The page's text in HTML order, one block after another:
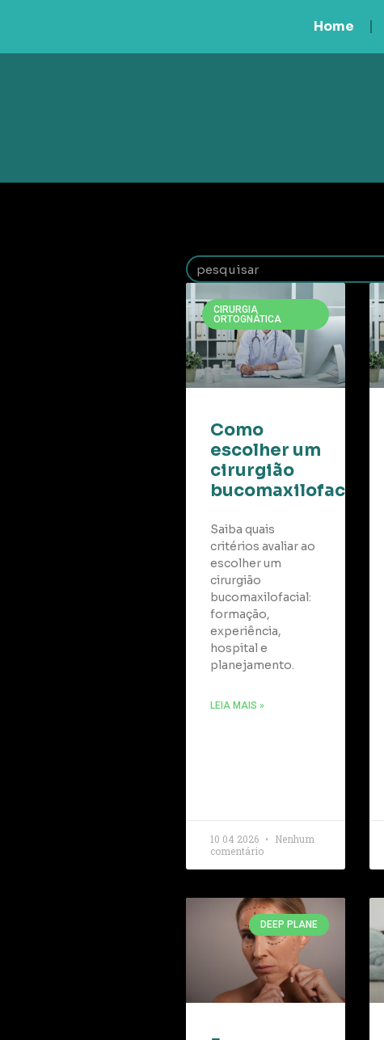
Home
CIRURGIA
ORTOGNÁTICA
Como
escolher um
cirurgião
bucomaxilofacial?
Saiba quais
critérios avaliar ao
escolher um
cirurgião
bucomaxilofacial:
formação,
experiência,
hospital e
planejamento.
LEIA MAIS »
10 04 2026
Nenhum
comentário
DEEP PLANE